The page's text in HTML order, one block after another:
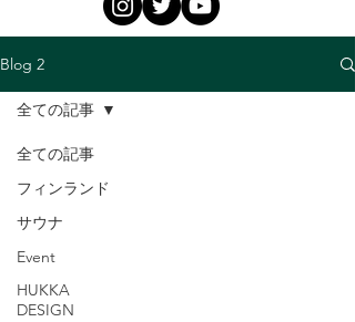
Blog 2
全ての記事
フィンランド
サウナ
Event
HUKKA
DESIGN
全ての記事